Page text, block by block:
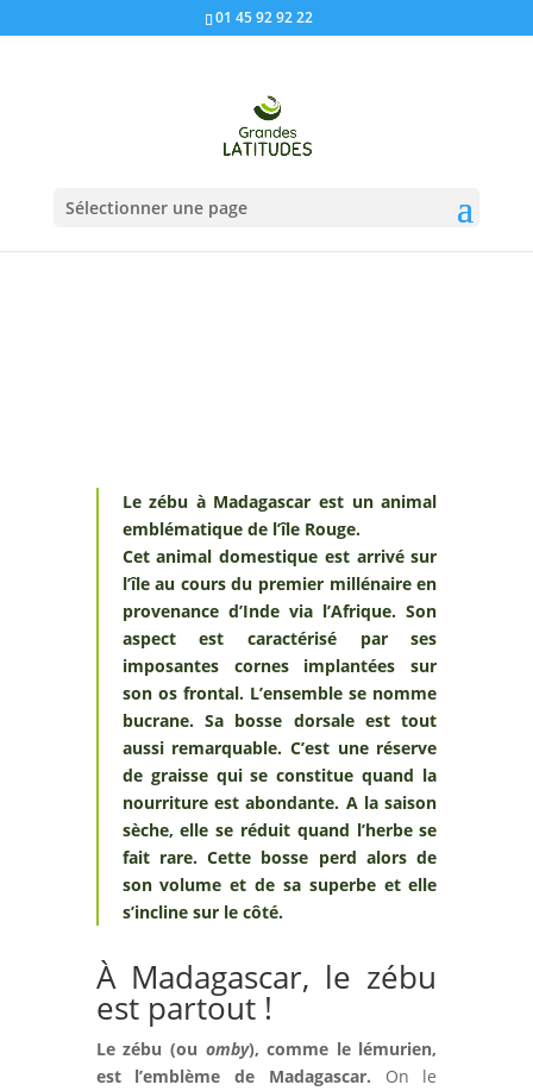
01 45 92 92 22
Sélectionner une page
Le zébu à Madagascar est un animal
emblématique de l’île Rouge.
Cet animal domestique est arrivé sur
l’île au cours du premier millénaire en
provenance d’Inde via l’Afrique. Son
aspect est caractérisé par ses
imposantes cornes implantées sur
son os frontal. L’ensemble se nomme
bucrane. Sa bosse dorsale est tout
aussi remarquable. C’est une réserve
de graisse qui se constitue quand la
nourriture est abondante. A la saison
sèche, elle se réduit quand l’herbe se
fait rare. Cette bosse perd alors de
son volume et de sa superbe et elle
s’incline sur le côté.
À Madagascar, le zébu
est partout !
Le zébu (ou omby), comme le lémurien,
est l’emblème de Madagascar. On le